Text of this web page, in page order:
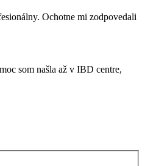
Ochotne mi zodpovedali
som našla až v IBD centre,